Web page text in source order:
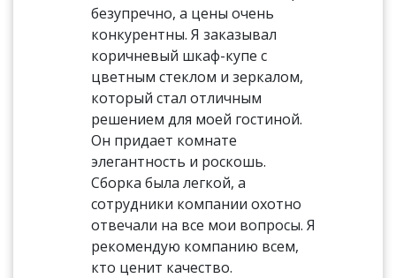
безупречно, а цены очень
конкурентны. Я заказывал
коричневый шкаф-купе с
цветным стеклом и зеркалом,
который стал отличным
решением для моей гостиной.
Он придает комнате
элегантность и роскошь.
Сборка была легкой, а
сотрудники компании охотно
отвечали на все мои вопросы. Я
рекомендую компанию всем,
кто ценит качество.